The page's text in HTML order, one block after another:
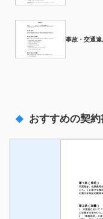
事故・交通違
おすすめの契約